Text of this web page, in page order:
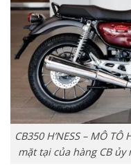
CB350 H’NESS – MÔ
mặt tại của hàng CB